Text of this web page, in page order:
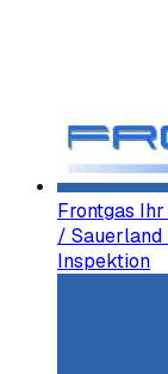
Frontgas
/
Inspektion